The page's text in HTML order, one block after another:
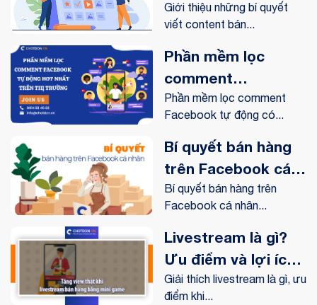
online trên
Facebook
Giới thiệu những bí quyết
viết content bán...
Phần mềm lọc
comment
Facebook tự động
hot nhất trên thị
trường
Phần mềm lọc comment
Facebook tự động có...
Bí quyết bán hàng
trên Facebook cá
nhân hiệu quả
Bí quyết bán hàng trên
Facebook cá nhân...
Livestream là gì?
Ưu điểm và lợi ích
livestream mang lại
Giải thích livestream là gì, ưu
điểm khi...